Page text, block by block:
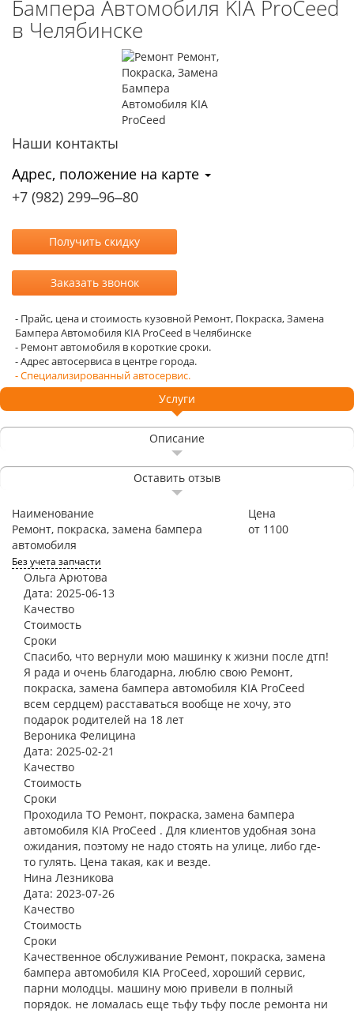
Бампера Автомобиля KIA ProCeed
в Челябинске
Наши контакты
Адрес, положение на карте
+7 (982) 299‒96‒80
- Прайс, цена и стоимость кузовной Ремонт, Покраска, Замена
Бампера Автомобиля KIA ProCeed в Челябинске
- Ремонт автомобиля в короткие сроки.
- Адрес автосервиса в центре города.
- Специализированный автосервис.
Услуги
Описание
Оставить отзыв
Наименование
Цена
Ремонт, покраска, замена бампера
автомобиля
Без учета запчасти
от 1100
Ольга Арютова
Дата: 2025-06-13
Качество
Стоимость
Сроки
Спасибо, что вернули мою машинку к жизни после дтп!
Я рада и очень благодарна, люблю свою Ремонт,
покраска, замена бампера автомобиля KIA ProCeed
всем сердцем) расставаться вообще не хочу, это
подарок родителей на 18 лет
Вероника Фелицина
Дата: 2025-02-21
Качество
Стоимость
Сроки
Проходила ТО Ремонт, покраска, замена бампера
автомобиля KIA ProCeed . Для клиентов удобная зона
ожидания, поэтому не надо стоять на улице, либо где-
то гулять. Цена такая, как и везде.
Нина Лезникова
Дата: 2023-07-26
Качество
Стоимость
Сроки
Качественное обслуживание Ремонт, покраска, замена
бампера автомобиля KIA ProCeed, хороший сервис,
парни молодцы. машину мою привели в полный
порядок. не ломалась еще тьфу тьфу после ремонта ни